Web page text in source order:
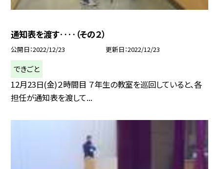
通知表を渡す‥‥（その２）
公開日 2022/12/23 更新日 2022/12/23
できごと
12月23日(金)２時間目 ７年生の教室を巡回していると、各
担任が通知表を渡して...